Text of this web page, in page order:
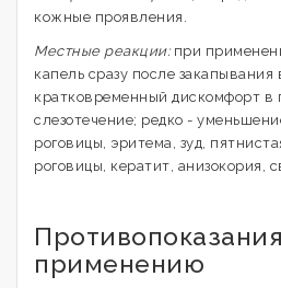
кожные проявления.
Местные реакции:при
капель сразу после
кратковременный дискомфорт в
слезотечение; редко -
роговицы, эритема, зуд,
роговицы, кератит, анизокория,
применению